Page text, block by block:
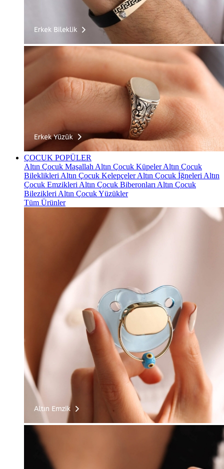
ÇOCUK POPÜLER
Altın Çocuk Maşallah Altın Çocuk KüpelerAltın Çocuk
Bileklikleri Altın Çocuk KelepçelerAltın Çocuk İğneleri Altın
Çocuk Emzikleri Altın Çocuk Biberonları Altın Çocuk
Bilezikleri Altın Çocuk Yüzükler
Tüm Ürünler